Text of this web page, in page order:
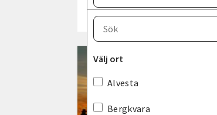
Välj län
Välj ort
Alvesta
Bergkvara